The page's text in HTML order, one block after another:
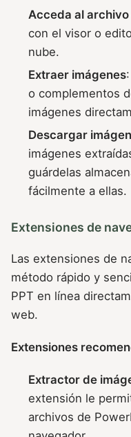
Acceda al archivo
con el visor o
nube.
Extraer imágenes
o complementos
imágenes
Descargar
imágenes
guárdelas
fácilmente a ellas.
Extensiones de
Las extensiones de
método rápido y
PPT en línea
web.
Extensiones
Extractor de
extensión le
archivos de